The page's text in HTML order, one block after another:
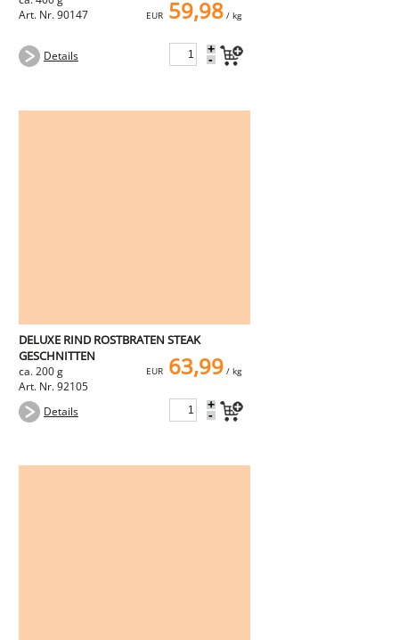
Art. Nr. 90147
EUR 59,98/ kg
Details +
-
DELUXE RIND ROSTBRATEN STEAK
GESCHNITTEN
ca. 200 g
Art. Nr. 92105
EUR 63,99/ kg
Details +
-